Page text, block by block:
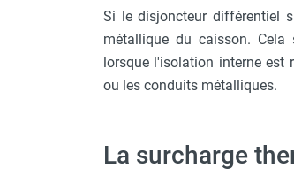
Rideau d'air chaud encastrable
Rideau d'air eau chaude
Rideau d'air chaud pour pompe
chaleur
Rideau d'air pour portes
Rideau isolant thermique
Si le disjoncteur différentiel
métallique du caisson.
lorsque l'isolation interne est
ou les conduits métalliques.
La surcharge